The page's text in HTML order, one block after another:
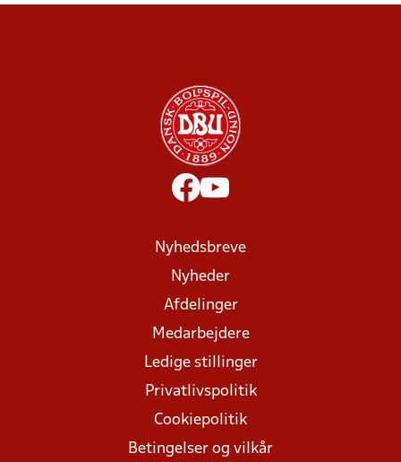
Nyhedsbreve
Nyheder
Afdelinger
Medarbejdere
Ledige stillinger
Privatlivspolitik
Cookiepolitik
Betingelser og vilkår